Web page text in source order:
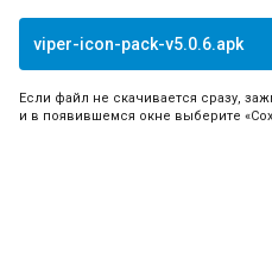
viper-icon-pack-v5.0.6.apk
Если файл не скачивается сразу,
и в появившемся окне выберите